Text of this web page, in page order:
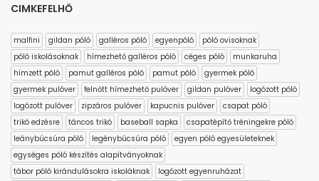
CIMKEFELHŐ
malfini gildan póló galléros póló egyenpóló
póló ovisoknak
póló iskolásoknak
hímezhető galléros póló céges póló
munkaruha
hímzett póló
pamut galléros póló pamut póló
gyermek póló
gyermek pulóver
felnőtt hímezhető pulóver gildan pulóver
logózott póló
logózott pulóver
zipzáros pulóver kapucnis pulóver
csapat póló
trikó edzésre
táncos trikó baseball sapka
csapatépítő tréningekre póló
leánybúcsúra póló
legénybúcsúra póló
egyen póló egyesületeknek
egységes póló készítés alapítványoknak
tábor póló kirándulásokra iskoláknak
logózott egyenruházat